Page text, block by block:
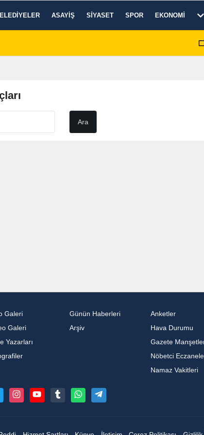
ASAYIŞ SIYASET SPOR EKONOMI
Galeri
Galeri
Yazarları
Günün Haberleri
Arşiv
Anketler
Hava Durumu
Gazete
Nöbetci
Namaz Vakitleri